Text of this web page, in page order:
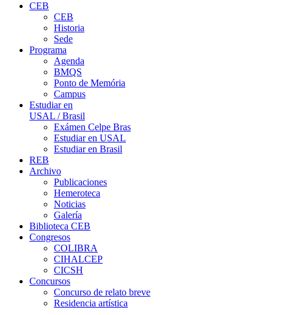
CEB
CEB
Historia
Sede
Programa
Agenda
BMQS
Ponto de Memória
Campus
Estudiar en
USAL / Brasil
Exámen Celpe Bras
Estudiar en USAL
Estudiar en Brasil
REB
Archivo
Publicaciones
Hemeroteca
Noticias
Galería
Biblioteca CEB
Congresos
COLIBRA
CIHALCEP
CICSH
Concursos
Concurso de relato breve
Residencia artística